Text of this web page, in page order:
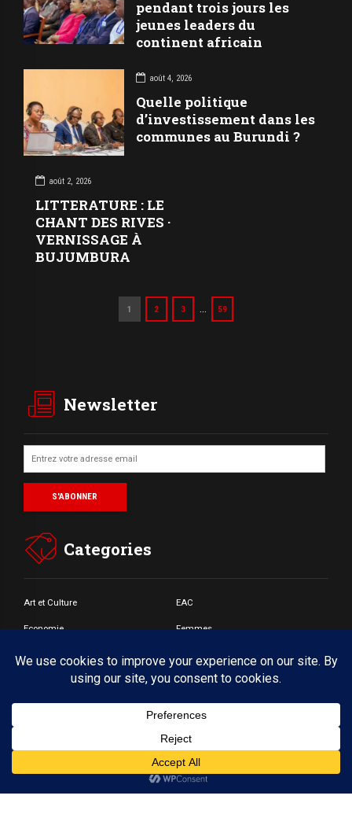
pendant trois jours les
jeunes leaders du
continent africain
août 4, 2026
Quelle politique
d’investissement dans les
communes au Burundi ?
août 2, 2026
LITTERATURE : LE
CHANT DES RIVES ·
VERNISSAGE À
BUJUMBURA
1 2 3 … 59
Newsletter
Categories
Art et Culture EAC
Economie Femmes
Jeunes
© Copyright by BoldThemes 2017. All rights reserved.